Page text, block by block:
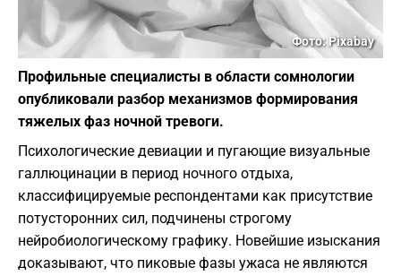
Фото: Pixabay
Профильные специалисты в области сомнологии
опубликовали разбор механизмов формирования
тяжелых фаз ночной тревоги.
Психологические девиации и пугающие визуальные
галлюцинации в период ночного отдыха,
классифицируемые респондентами как присутствие
потусторонних сил, подчинены строгому
нейробиологическому графику. Новейшие изыскания
доказывают, что пиковые фазы ужаса не являются